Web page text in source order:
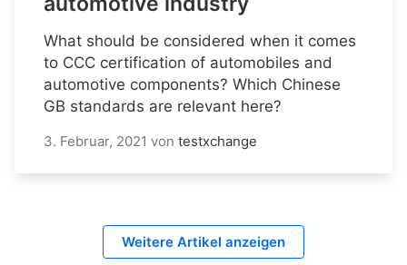
What should be considered when it comes
to CCC certification of automobiles and
automotive components? Which Chinese
GB standards are relevant here?
3. Februar, 2021 von testxchange
Weitere Artikel anzeigen